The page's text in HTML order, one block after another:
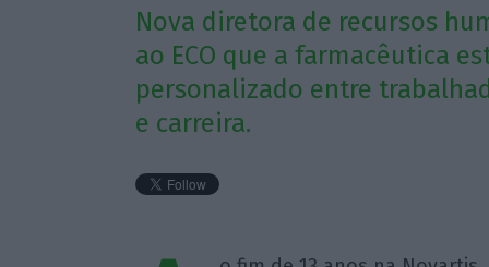
Nova diretora de recursos
ao ECO que a farmacêutica
personalizado entre
e carreira.